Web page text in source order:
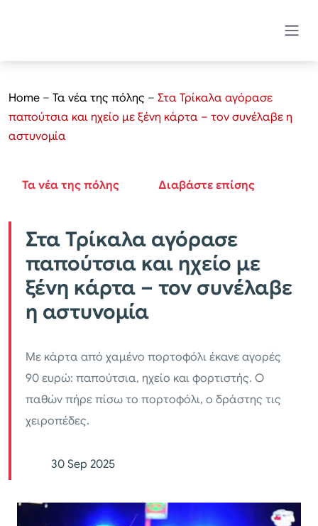
Home – Τα νέα της πόλης – Στα Τρίκαλα αγόρασε
παπούτσια και ηχείο με ξένη κάρτα – τον συνέλαβε η
αστυνομία
Τα νέα της πόλης Διαβάστε επίσης
Στα Τρίκαλα αγόρασε
παπούτσια και ηχείο με
ξένη κάρτα – τον συνέλαβε
η αστυνομία
Με κάρτα από χαμένο πορτοφόλι έκανε αγορές
90 ευρώ: παπούτσια, ηχείο και φορτιστής. Ο
παθών πήρε πίσω το πορτοφόλι, ο δράστης τις
χειροπέδες.
30 Sep 2025